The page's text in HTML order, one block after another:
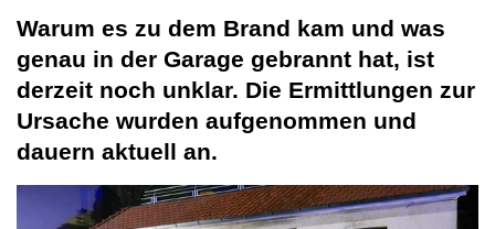
Warum es zu dem Brand kam und was
genau in der Garage gebrannt hat, ist
derzeit noch unklar. Die Ermittlungen zur
Ursache wurden aufgenommen und
dauern aktuell an.